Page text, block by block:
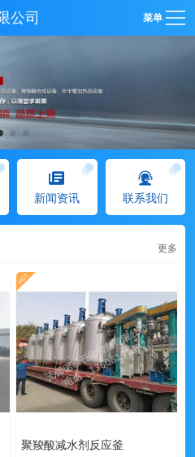
公司 菜单
新闻资讯 联系我们
更多
聚羧酸减水剂反应釜